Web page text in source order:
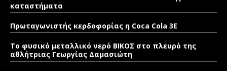
καταστήματα
Πρωταγωνιστής κερδοφορίας η Coca Cola 3E
Το φυσικό μεταλλικό νερό ΒΙΚΟΣ στο πλευρό της
αθλήτριας Γεωργίας Δαμασιώτη